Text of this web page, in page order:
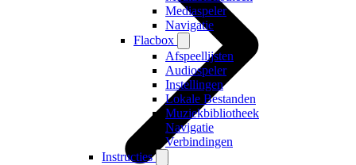
Mediaspeler
Navigatie
Flacbox
Afspeellijsten
Audiospeler
Instellingen
Lokale Bestanden
Muziekbibliotheek
Navigatie
Verbindingen
Instructies